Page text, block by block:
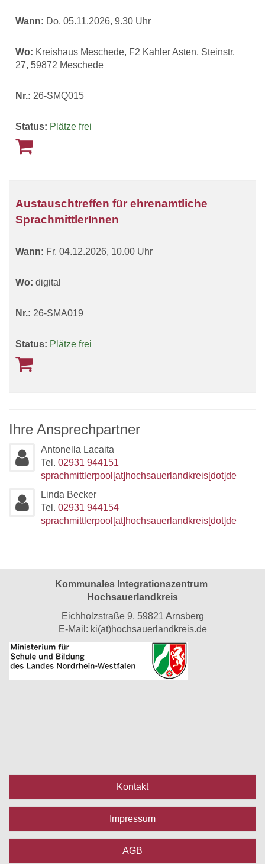
Wann: Do. 05.11.2026, 9.30 Uhr
Wo: Kreishaus Meschede, F2 Kahler Asten, Steinstr.
27, 59872 Meschede
Nr.: 26-SMQ015
Status: Plätze frei
Austauschtreffen für ehrenamtliche
SprachmittlerInnen
Wann: Fr. 04.12.2026, 10.00 Uhr
Wo: digital
Nr.: 26-SMA019
Status: Plätze frei
Ihre Ansprechpartner
Antonella Lacaita
Tel. 02931 944151
sprachmittlerpool[at]hochsauerlandkreis[dot]de
Linda Becker
Tel. 02931 944154
sprachmittlerpool[at]hochsauerlandkreis[dot]de
Kommunales Integrationszentrum
Hochsauerlandkreis
Eichholzstraße 9, 59821 Arnsberg
E-Mail: ki(at)hochsauerlandkreis.de
Kontakt
Impressum
AGB